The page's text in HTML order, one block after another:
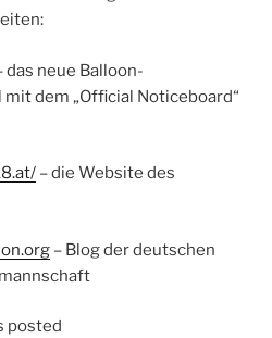
das neue Balloon-
dem „Official Noticeboard“
– die Website des
– Blog der deutschen
posted